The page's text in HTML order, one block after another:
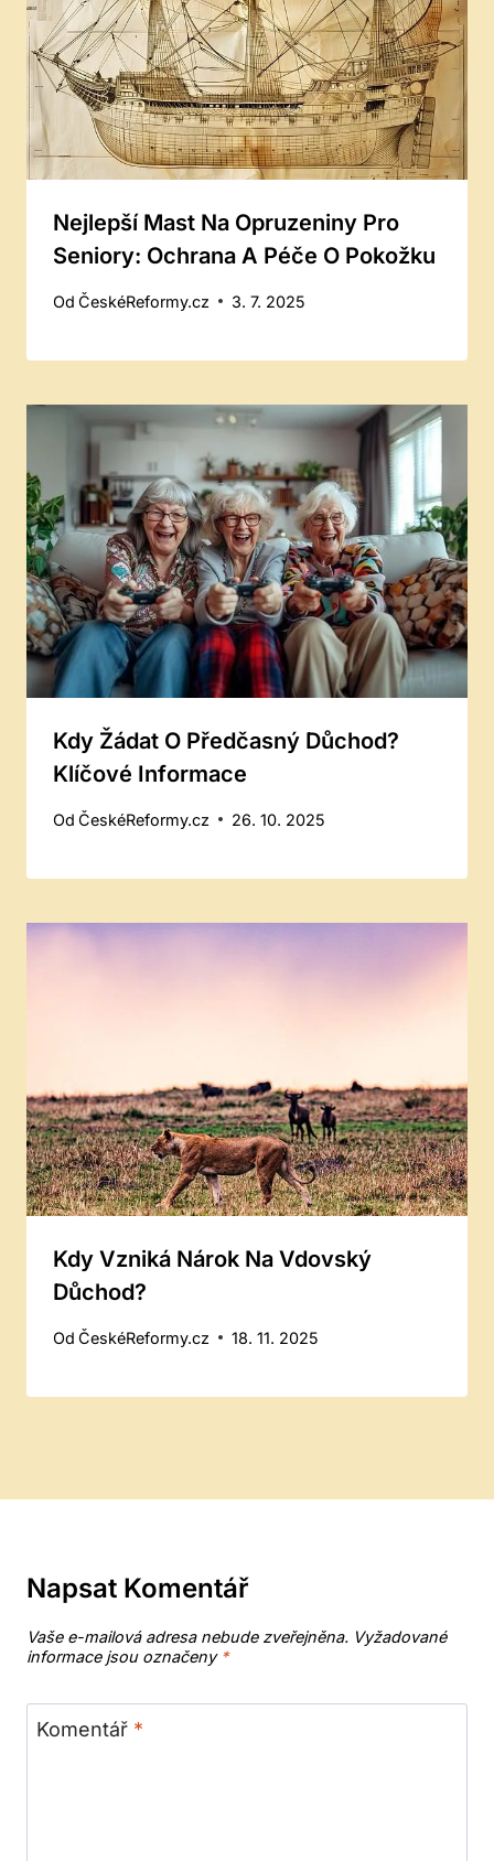
Nejlepší Mast Na Opruzeniny Pro
Seniory: Ochrana A Péče O Pokožku
Od ČeskéReformy.cz 3. 7. 2025
Kdy Žádat O Předčasný Důchod?
Klíčové Informace
Od ČeskéReformy.cz 26. 10. 2025
Kdy Vzniká Nárok Na Vdovský
Důchod?
Od ČeskéReformy.cz 18. 11. 2025
Napsat Komentář
Vaše e-mailová adresa nebude zveřejněna. Vyžadované
informace jsou označeny *
Komentář *